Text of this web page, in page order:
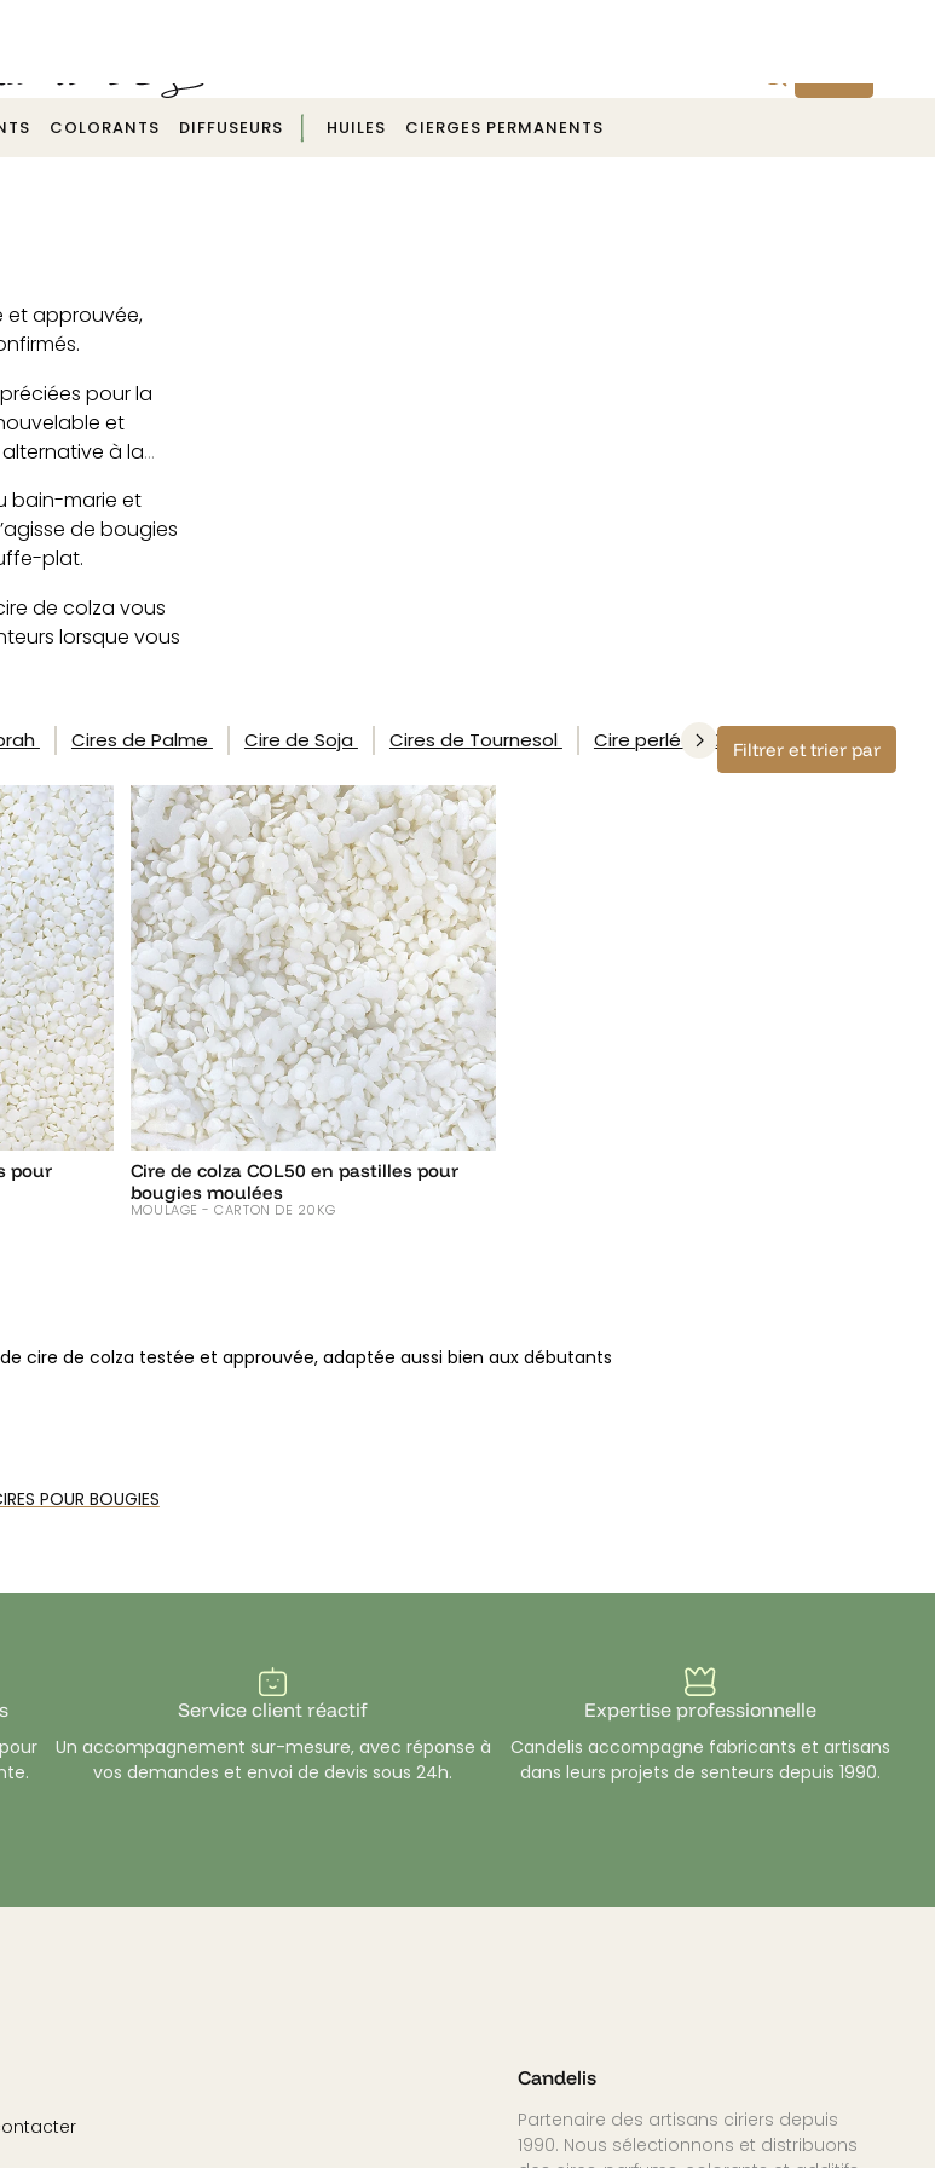
COLORANTS DIFFUSEURS HUILES CIERGES PERMANENTS
et approuvée,
pour la
et
à la
bain-marie et
de bougies
plat.
de colza vous
lorsque vous
Cires de Palme Cire de Soja Cires de Tournesol Cire perlée - Sable de bougie
Filtrer et trier par
pour
Cire de colza COL50 en pastilles pour
bougies moulées
MOULAGE - CARTON DE 20KG
cire de colza testée et approuvée, adaptée aussi bien aux débutants
vous faites brûler la mèche de la bougie !
POUR BOUGIES
Service client réactif
Un accompagnement sur-mesure, avec réponse à
vos demandes et envoi de devis sous 24h.
Expertise professionnelle
Candelis accompagne fabricants et artisans
dans leurs projets de senteurs depuis 1990.
Candelis
Partenaire des artisans ciriers depuis
1990. Nous sélectionnons et distribuons